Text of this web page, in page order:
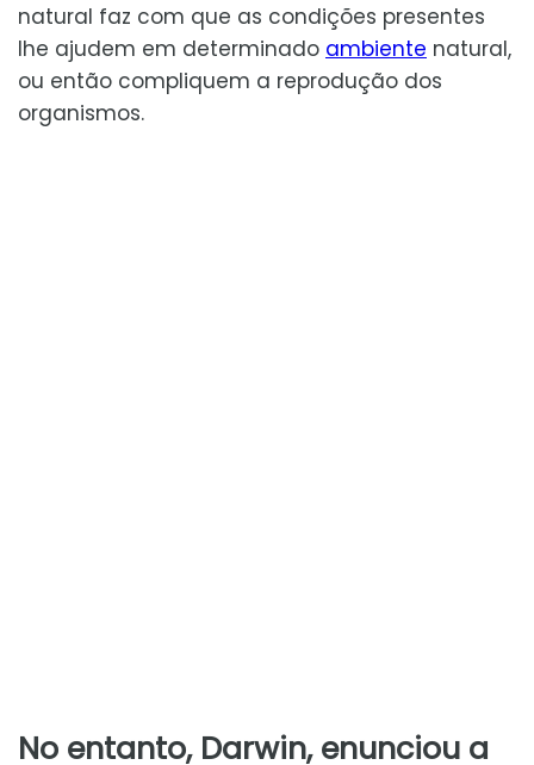
natural faz com que as condições presentes
lhe ajudem em determinado ambiente natural,
ou então compliquem a reprodução dos
organismos.
No entanto, Darwin, enunciou a